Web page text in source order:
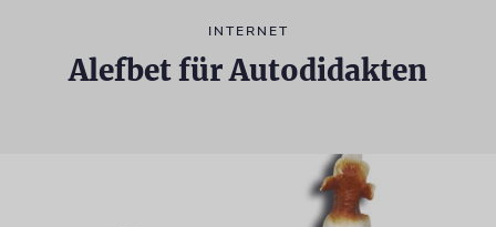
INTERNET
Alefbet für Autodidakten